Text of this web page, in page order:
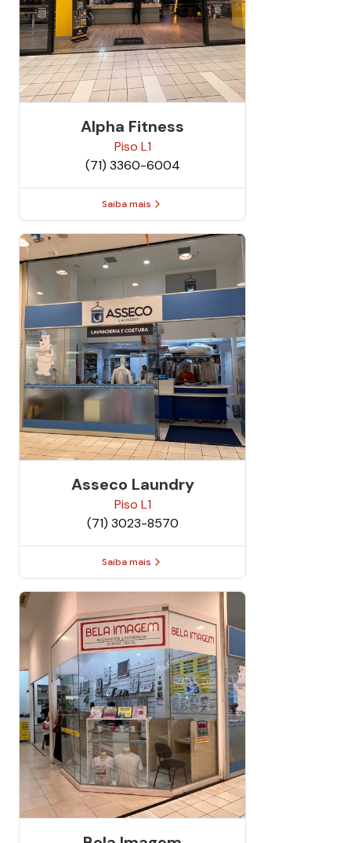
Alpha Fitness
Piso L1
(71) 3360-6004
Saiba mais
Asseco Laundry
Piso L1
(71) 3023-8570
Saiba mais